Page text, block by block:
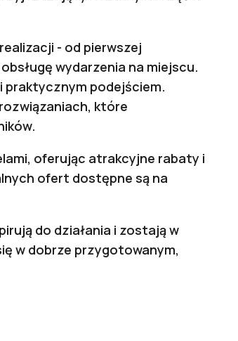
- od pierwszej
wydarzenia na miejscu.
praktycznym podejściem.
które
oferując atrakcyjne rabaty i
ofert dostępne są na
do działania i zostają w
w dobrze przygotowanym,